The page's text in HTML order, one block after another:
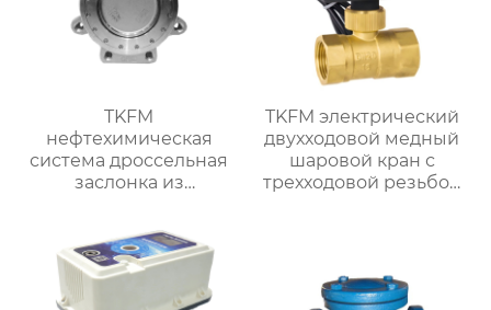
TKFM
нефтехимическая
система дроссельная
заслонка из
304 с тремя
эксцентриковыми
выступами
TKFM электрический
двухходовой медный
шаровой кран с
трехходовой резьбой